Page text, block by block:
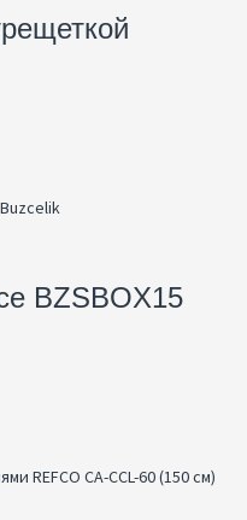
BZSBOX15